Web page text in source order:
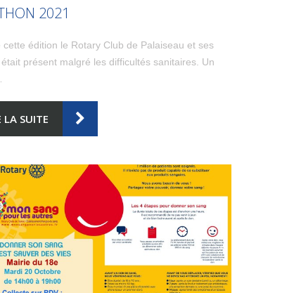
2021
cette édition le Rotary Club de Palaiseau et ses
présent malgré les difficultés sanitaires. Un
LA SUITE